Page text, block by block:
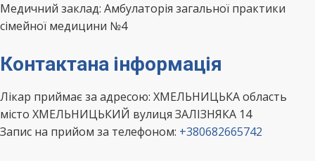
Медичний заклад: Амбулаторія загальної практики
сімейної медицини №4
Контактана інформація
Лікар приймає за адресою: ХМЕЛЬНИЦЬКА область
місто ХМЕЛЬНИЦЬКИЙ вулиця ЗАЛІЗНЯКА 14
Запис на прийом за телефоном: +380682665742